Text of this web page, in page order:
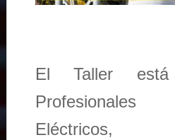
El Taller
Eléctricos,